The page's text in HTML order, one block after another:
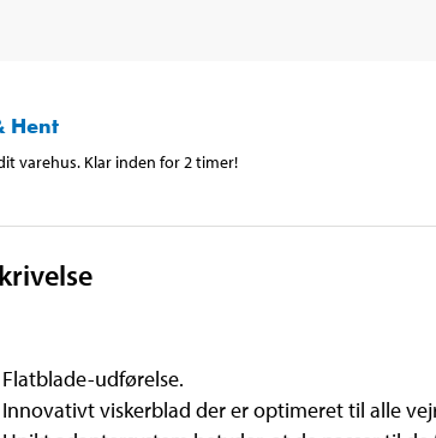
Hent
varehus. Klar inden for 2 timer!
Flatblade-udførelse.
Innovativt viskerblad der er optimeret til alle